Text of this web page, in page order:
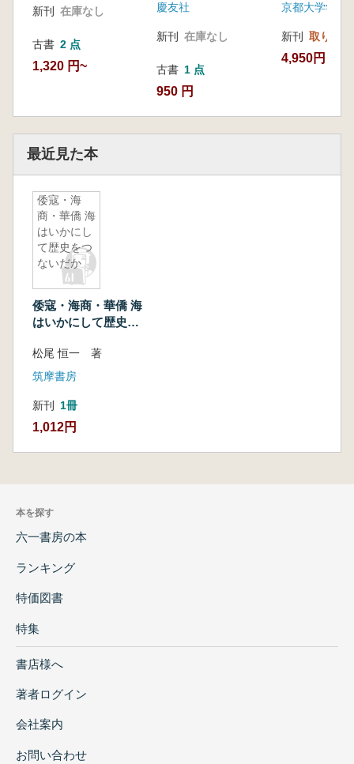
新刊 在庫なし
古書 2 点
1,320 円~
慶友社
新刊 在庫なし
古書 1 点
950 円
京都大学学術
新刊 取り寄せ
4,950円
最近見た本
倭寇・海
商・華僑 海
はいかにし
て歴史をつ
ないだか
倭寇・海商・華僑 海
はいかにして歴史を
松尾 恒一 著
筑摩書房
新刊 1冊
1,012円
本を探す
六一書房の本
ランキング
特価図書
特集
書店様へ
著者ログイン
会社案内
お問い合わせ